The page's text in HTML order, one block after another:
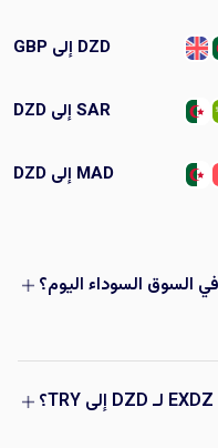
DZD إلى GBP
SAR إلى DZD
MAD إلى DZD